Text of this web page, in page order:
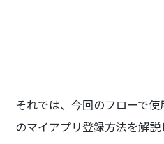
それでは、今回のフローで
のマイアプリ登録方法を解説